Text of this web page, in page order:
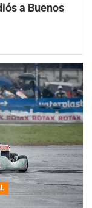
a Buenos